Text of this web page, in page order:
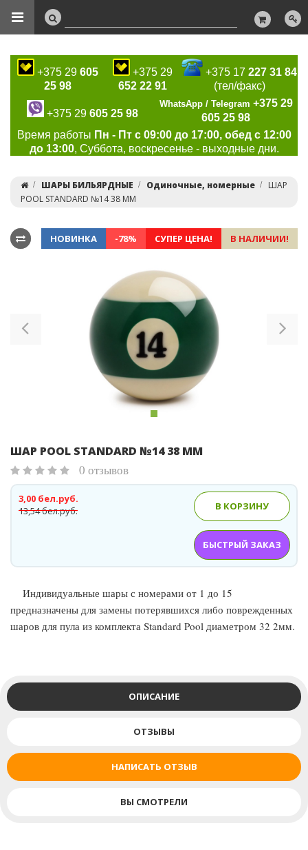
+375 29 605
25 98
+375 29
652 22 91
+375 17227 31 84
(тел/факс)
+375 29 605 25 98
WhatsApp / Telegram +375 29
605 25 98
Время работы Пн - Пт с 09:00 до 17:00, обед с 12:00
до 13:00, Суббота, воскресенье - выходные дни.
ШАРЫ БИЛЬЯРДНЫЕ Одиночные, номерные
ШАР
POOL STANDARD №14 38 ММ
НОВИНКА -78% СУПЕР ЦЕНА! В НАЛИЧИИ!
Previous
ШАР POOL STANDARD №14 38 ММ
0 отзывов
13,54 бел.руб.
3,00 бел.руб.
В КОРЗИНУ
БЫСТРЫЙ ЗАКАЗ
Индивидуальные шары с номерами от 1 до 15
предназначены для замены потерявшихся либо поврежденных
шаров для пула из комплекта Standard Pool диаметром 32 2мм.
ОПИСАНИЕ
ОТЗЫВЫ
НАПИСАТЬ ОТЗЫВ
ВЫ СМОТРЕЛИ